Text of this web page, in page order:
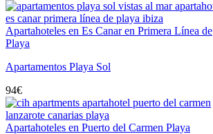
Apartahoteles en Es Canar en Primera Línea de
Playa
Apartamentos Playa Sol
94€
Apartahoteles en Puerto del Carmen Playa